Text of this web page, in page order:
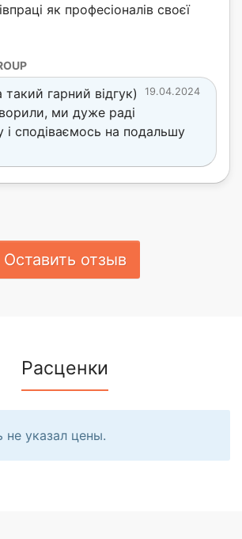
як професіоналів своєї
19.04.2024
гарний відгук)
ми дуже раді
і сподіваємось на подальшу
Оставить отзыв
Расценки
не указал цены.